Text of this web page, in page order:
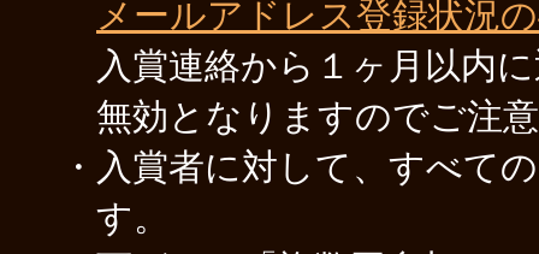
メールアドレス登録状況
入賞連絡から１ヶ月以内
無効となりますのでご注
・入賞者に対して、すべて
す。